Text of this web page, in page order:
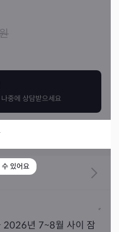
중에 상담받으세요
있어요
2026년 7~8월 사이 잠